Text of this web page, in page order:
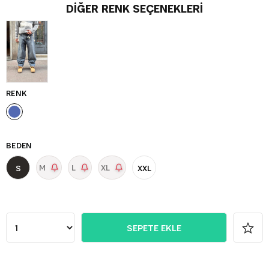
DIĞER RENK SEÇENEKLERI
RENK
BEDEN
S M L XL XXL